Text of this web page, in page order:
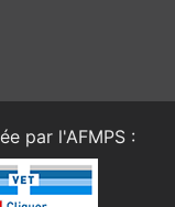
par l'AFMPS :